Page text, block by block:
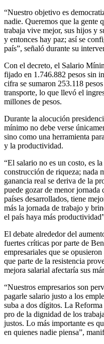
“Nuestro objetivo es
nadie. Queremos que la gente
trabaja vive mejor, sus hijos y
y entonces hay paz; así se
país”, señaló durante su
Con el decreto, el Salario
fijado en 1.746.882 pesos sin
cifra se sumaron 253.118
transporte, lo que llevó el
millones de pesos.
Durante la alocución
mínimo no debe verse
sino como una herramienta
y la productividad.
“El salario no es un costo, es
construcción de riqueza; nada
ganancia real se deriva de la
puede gozar de menor jornada
países desarrollados, tiene
más la jornada de trabajo y
el país haya más
El debate alrededor del
fuertes críticas por parte de
empresariales que se
que parte de la resistencia
mejora salarial afectaría sus
“Nuestros empresarios son
pagarle salario justo a los
suba a dos dígitos. La
pro de la dignidad de los
justos. Lo más importante es
en quienes nadie piensa”,